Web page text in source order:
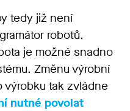
tedy již není
robotů.
je možné snadno
Změnu výrobní
výrobku tak zvládne
nutné povolat